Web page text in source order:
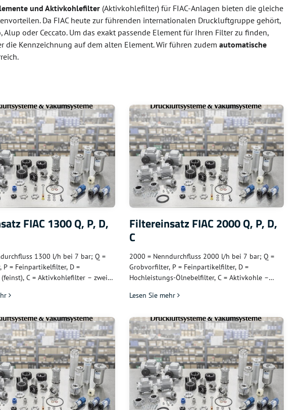
und Aktivkohlefilter (Aktivkohlefilter) für FIAC-Anlagen bieten die gleiche
Da FIAC heute zur führenden internationalen Druckluftgruppe gehört,
oder Ceccato. Um das exakt passende Element für Ihren Filter zu finden,
die Kennzeichnung auf dem alten Element. Wir führen zudemautomatische
FIAC 1300 Q, P, D,
1300 l/h bei 7 bar; Q =
P = Feinpartikelfilter, D =
C = Aktivkohlefilter – zweite
FIAC-Kompressoren
Filtereinsatz FIAC 2000 Q, P, D,
C
2000 = Nenndurchfluss 2000 l/h bei 7 bar; Q =
Grobvorfilter, P = Feinpartikelfilter, D =
Hochleistungs-Ölnebelfilter, C = Aktivkohle –
Kompressoranlagen; alle vier Filterklassen
Lesen Sie mehr